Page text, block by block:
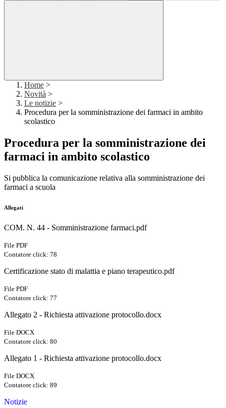
Home >
Novità >
Le notizie >
Procedura per la somministrazione dei farmaci in ambito
scolastico
Procedura per la somministrazione dei
farmaci in ambito scolastico
Si pubblica la comunicazione relativa alla somministrazione dei
farmaci a scuola
Allegati
COM. N. 44 - Somministrazione farmaci.pdf
File PDF
Contatore click: 78
Certificazione stato di malattia e piano terapeutico.pdf
File PDF
Contatore click: 77
Allegato 2 - Richiesta attivazione protocollo.docx
File DOCX
Contatore click: 80
Allegato 1 - Richiesta attivazione protocollo.docx
File DOCX
Contatore click: 89
Notizie